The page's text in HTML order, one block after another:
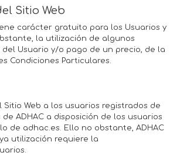
Sitio Web
carácter gratuito para los Usuarios y
la utilización de algunos
Usuario y/o pago de un precio, de la
Condiciones Particulares.
Web a los usuarios registrados de
ADHAC a disposición de los usuarios
de adhac.es. Ello no obstante, ADHAC
utilización requiere la